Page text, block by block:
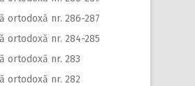
ortodoxă nr. 286-287
ortodoxă nr. 284-285
ortodoxă nr. 283
ortodoxă nr. 282